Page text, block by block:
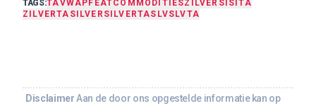
TAGS:TAVWAP FEATCOMMODITIESZILVER SI SITA
ZILVERTA SILVERSILVERTASLVSLVTA
Disclaimer Aan de door ons opgestelde informatie kan op